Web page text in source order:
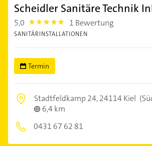
Scheidler Sanitäre Technik
5,0 5.0 1 Bewertung
SANITÄRINSTALLATIONEN
Termin
Stadtfeldkamp 24,24114 Kiel
6,4 km
0431 67 62 81